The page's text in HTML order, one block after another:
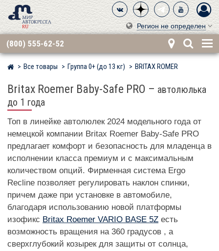
Регион не определен
(800) 555-62-52
Мир детских автокресел
Все товары Группа 0+ (до 13 кг) BRITAX RÖMER
Britax Roemer Baby-Safe PRO – автолюлька
до 1 года
Топ в линейке автолюлек 2024 модельного года от
немецкой компании Britax Roemer Baby-Safe PRO
предлагает комфорт и безопасность для младенца в
исполнении класса премиум и с максимальным
количеством опций. Фирменная система Ergo
Recline позволяет регулировать наклон спинки,
причем даже при установке в автомобиле,
благодаря использованию новой платформы
изофикс Britax Roemer VARIO BASE 5Z есть
возможность вращения на 360 градусов , а
сверхглубокий козырек для защиты от солнца,